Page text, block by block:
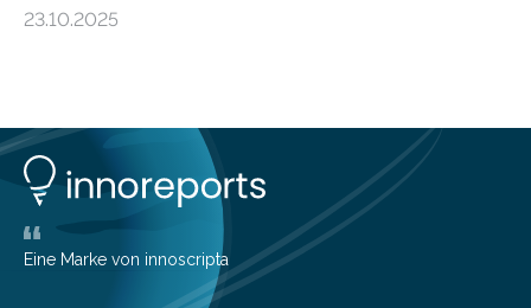
Kinderlähmung, ist eine ansteckende Krankheit, die
nur noch in zwei Ländern endemisch. Bis das Virus
weltweit ausgerottet ist, ist aber auch in Deutschland
ein Impfschutz wichtig, da das Virus jederzeit wieder
eingeschleppt werden könnte. Epidemiolog:innen des
Helmholtz-Zentrums für Infektionsforschung (HZI)
haben nun gezeigt, dass viele…
23.10.2025
Eine Marke von innoscripta